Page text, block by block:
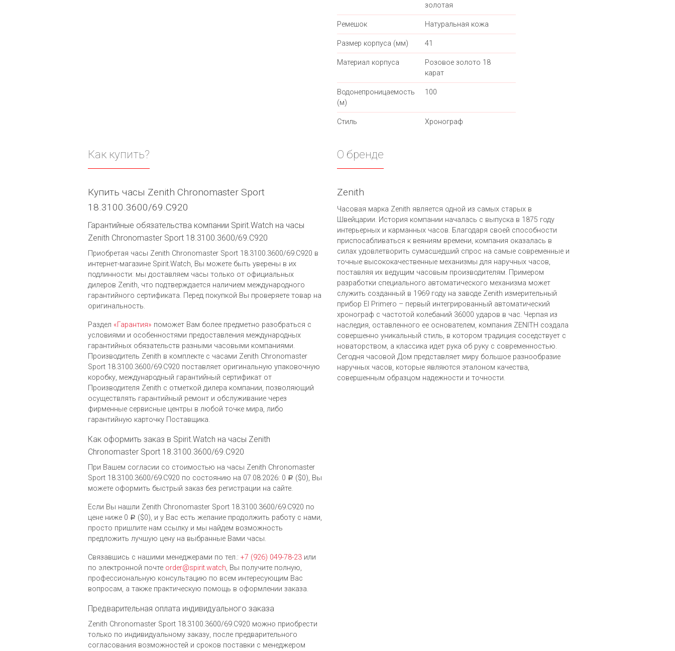
золотая
Ремешок Натуральная кожа
Размер корпуса (мм) 41
Материал корпуса
Розовое золото 18
карат
Водонепроницаемость
(м)
100
Стиль Хронограф
Как купить?
Купить часы Zenith Chronomaster Sport
18.3100.3600/69.C920
Гарантийные обязательства компании Spirit.Watch на часы
Zenith Chronomaster Sport 18.3100.3600/69.C920
Приобретая часы Zenith Chronomaster Sport 18.3100.3600/69.C920 в
интернет-магазине Spirit.Watch, Вы можете быть уверены в их
подлинности: мы доставляем часы только от официальных
дилеров Zenith, что подтверждается наличием международного
гарантийного сертификата. Перед покупкой Вы проверяете товар на
оригинальность.
Раздел «Гарантия» поможет Вам более предметно разобраться с
условиями и особенностями предоставления международных
гарантийных обязательств разными часовыми компаниями.
Производитель Zenith в комплекте с часами Zenith Chronomaster
Sport 18.3100.3600/69.C920 поставляет оригинальную упаковочную
коробку, международный гарантийный сертификат от
Производителя Zenith c отметкой дилера компании, позволяющий
осуществлять гарантийный ремонт и обслуживание через
фирменные сервисные центры в любой точке мира, либо
гарантийную карточку Поставщика.
Как оформить заказ в Spirit.Watch на часы Zenith
Chronomaster Sport 18.3100.3600/69.C920
При Вашем согласии со стоимостью на часы Zenith Chronomaster
Sport 18.3100.3600/69.C920 по состоянию на 07.08.2026: 0 Р ($0), Вы
можете оформить быстрый заказ без регистрации на сайте.
Если Вы нашли Zenith Chronomaster Sport 18.3100.3600/69.C920 по
цене ниже 0 Р ($0), и у Вас есть желание продолжить работу с нами,
просто пришлите нам ссылку и мы найдем возможность
предложить лучшую цену на выбранные Вами часы.
Связавшись с нашими менеджерами по тел.: +7 (926) 049-78-23 или
по электронной почте order@spirit.watch, Вы получите полную,
профессиональную консультацию по всем интересующим Вас
вопросам, а также практическую помощь в оформлении заказа.
Предварительная оплата индивидуального заказа
Zenith Chronomaster Sport 18.3100.3600/69.C920 можно приобрести
только по индивидуальному заказу, после предварительного
согласования возможностей и сроков поставки с менеджером
О бренде
Zenith
Часовая марка Zenith является одной из самых старых в
Швейцарии. История компании началась с выпуска в 1875 году
интерьерных и карманных часов. Благодаря своей способности
приспосабливаться к веяниям времени, компания оказалась в
силах удовлетворить сумасшедший спрос на самые современные и
точные высококачественные механизмы для наручных часов,
поставляя их ведущим часовым производителям. Примером
разработки специального автоматического механизма может
служить созданный в 1969 году на заводе Zenith измерительный
прибор El Primero – первый интегрированный автоматический
хронограф с частотой колебаний 36000 ударов в час. Черпая из
наследия, оставленного ее основателем, компания ZENITH создала
совершенно уникальный стиль, в котором традиция соседствует с
новаторством, а классика идет рука об руку с современностью.
Сегодня часовой Дом представляет миру большое разнообразие
наручных часов, которые являются эталоном качества,
совершенным образцом надежности и точности.